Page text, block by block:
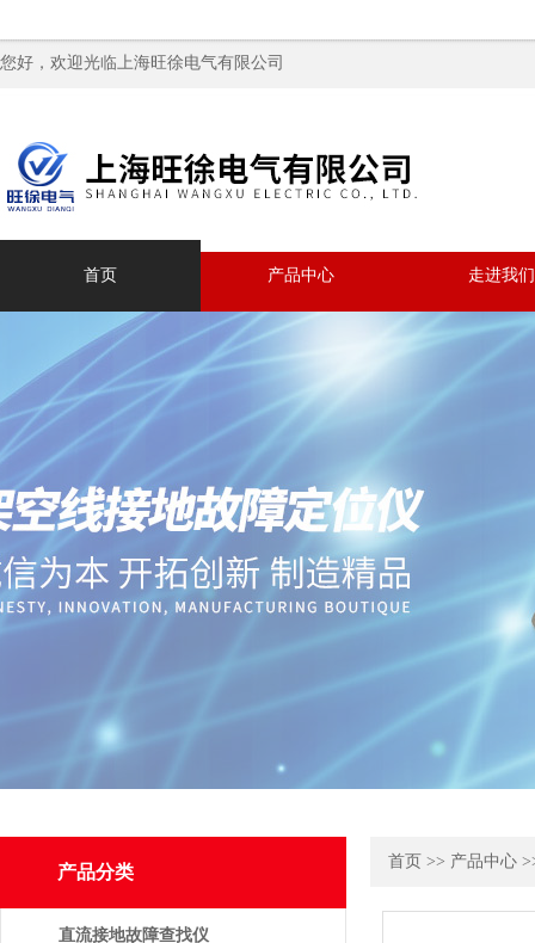
您好，欢迎光临上海旺徐电气有限公司
首页 产品中心 走进我们
产品分类
直流接地故障查找仪
首页 >> 产品中心